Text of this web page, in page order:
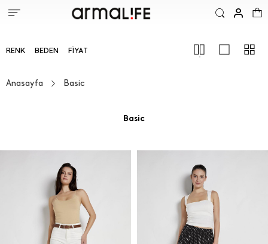
Basic
Anasayfa
RENK BEDEN FIYAT
Basic